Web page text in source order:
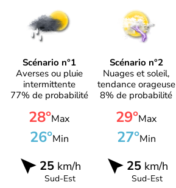
Scénario n°1
Averses ou pluie
intermittente
77% de probabilité
28°Max
26°Min
25km/h
Sud-Est
Scénario n°2
Nuages et soleil,
tendance orageuse
8% de probabilité
29°Max
27°Min
25km/h
Sud-Est